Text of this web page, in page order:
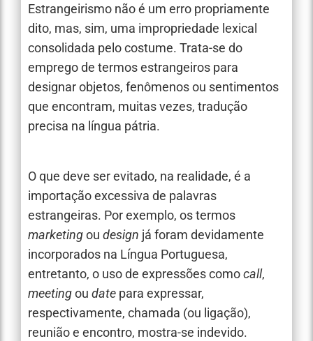
Estrangeirismo não é um erro propriamente
dito, mas, sim, uma impropriedade lexical
consolidada pelo costume. Trata-se do
emprego de termos estrangeiros para
designar objetos, fenômenos ou sentimentos
que encontram, muitas vezes, tradução
precisa na língua pátria.
O que deve ser evitado, na realidade, é a
importação excessiva de palavras
estrangeiras. Por exemplo, os termos
marketingou design já foram devidamente
incorporados na Língua Portuguesa,
entretanto, o uso de expressões comocall,
meetingou date para expressar,
respectivamente, chamada (ou ligação),
reunião e encontro, mostra-se indevido.